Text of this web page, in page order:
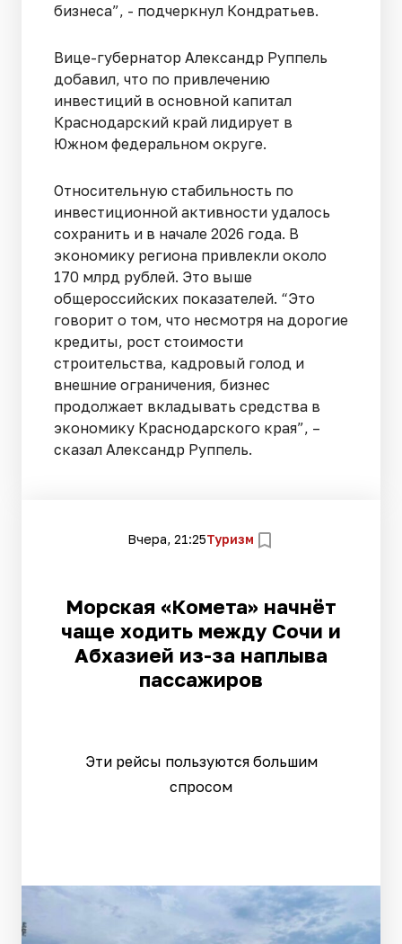
бизнеса”, - подчеркнул Кондратьев.
Вице-губернатор Александр Руппель
добавил, что по привлечению
инвестиций в основной капитал
Краснодарский край лидирует в
Южном федеральном округе.
Относительную стабильность по
инвестиционной активности удалось
сохранить и в начале 2026 года. В
экономику региона привлекли около
170 млрд рублей. Это выше
общероссийских показателей. “Это
говорит о том, что несмотря на дорогие
кредиты, рост стоимости
строительства, кадровый голод и
внешние ограничения, бизнес
продолжает вкладывать средства в
экономику Краснодарского края”, –
сказал Александр Руппель.
Вчера, 21:25Туризм
Морская «Комета» начнёт
чаще ходить между Сочи и
Абхазией из-за наплыва
пассажиров
Эти рейсы пользуются большим
спросом